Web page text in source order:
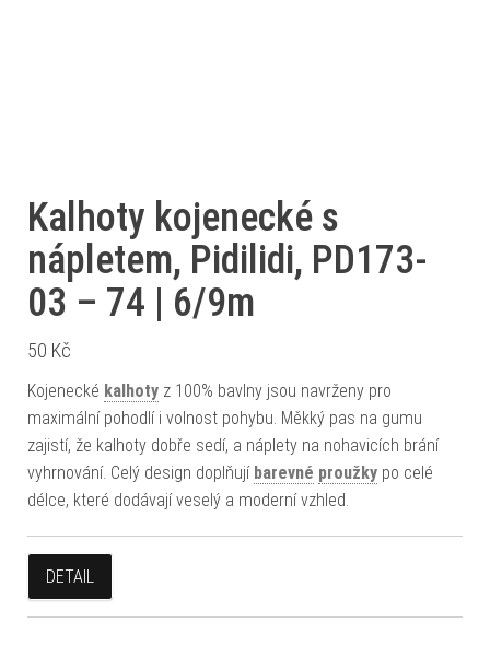
Kalhoty kojenecké s
nápletem, Pidilidi, PD173-
03 – 74 | 6/9m
50 Kč
Kojenecké kalhoty z 100% bavlny jsou navrženy pro
maximální pohodlí i volnost pohybu. Měkký pas na gumu
zajistí, že kalhoty dobře sedí, a náplety na nohavicích brání
vyhrnování. Celý design doplňují barevné proužky po celé
délce, které dodávají veselý a moderní vzhled.
DETAIL